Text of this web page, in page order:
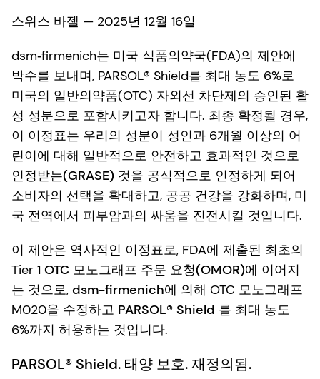
스위스 바젤 — 2025년 12월 16일
dsm‑firmenich는 미국 식품의약국(FDA)의 제안에
박수를 보내며, PARSOL® Shield를 최대 농도 6%로
미국의 일반의약품(OTC) 자외선 차단제의 승인된 활
성 성분으로 포함시키고자 합니다. 최종 확정될 경우,
이 이정표는 우리의 성분이 성인과 6개월 이상의 어
린이에 대해 일반적으로 안전하고 효과적인 것으로
인정받는(GRASE) 것을 공식적으로 인정하게 되어
소비자의 선택을 확대하고, 공공 건강을 강화하며, 미
국 전역에서 피부암과의 싸움을 진전시킬 것입니다.
이 제안은 역사적인 이정표로, FDA에 제출된 최초의
Tier 1 OTC 모노그래프 주문 요청(OMOR)에 이어지
는 것으로, dsm-firmenich에 의해 OTC 모노그래프
M020을 수정하고 PARSOL® Shield 를 최대 농도
6%까지 허용하는 것입니다.
PARSOL® Shield. 태양 보호. 재정의됨.